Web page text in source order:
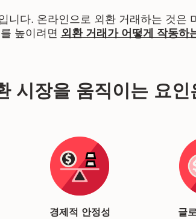
니다. 온라인으로 외환 거래하는 것
높이려면 외환 거래가 어떻게 작동하
시장을 움직이는 요
경제적 안정성 글